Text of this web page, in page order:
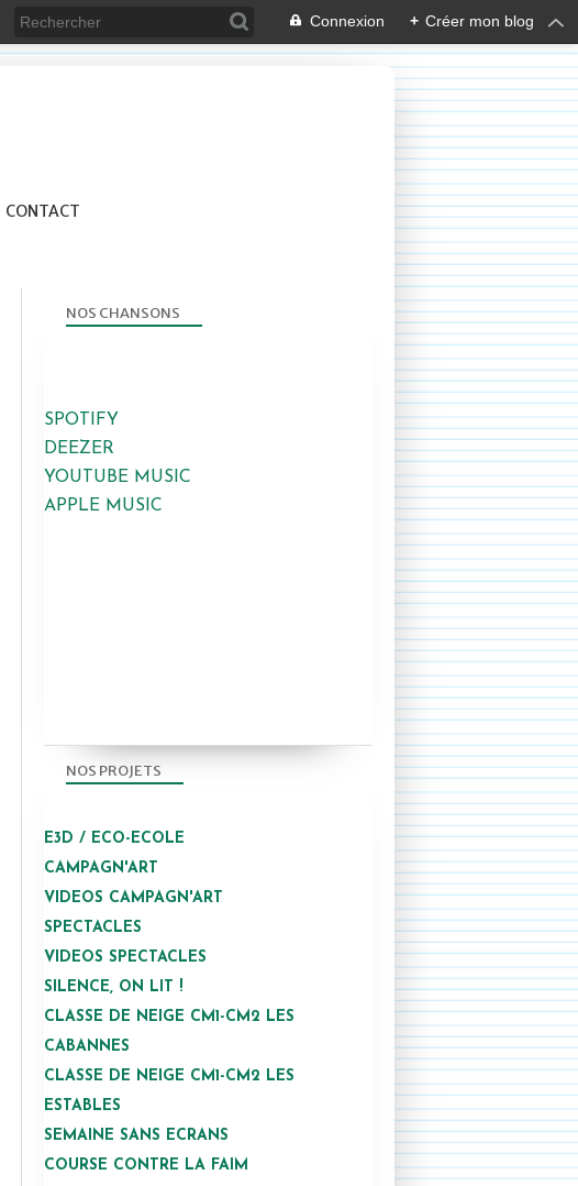
Connexion + Créer mon blog
CONTACT
NOS CHANSONS
SPOTIFY
DEEZER
YOUTUBE MUSIC
APPLE MUSIC
NOS PROJETS
E3D / ECO-ECOLE
CAMPAGN'ART
VIDEOS CAMPAGN'ART
SPECTACLES
VIDEOS SPECTACLES
SILENCE, ON LIT !
CLASSE DE NEIGE CM1-CM2 LES
CABANNES
CLASSE DE NEIGE CM1-CM2 LES
ESTABLES
SEMAINE SANS ECRANS
COURSE CONTRE LA FAIM